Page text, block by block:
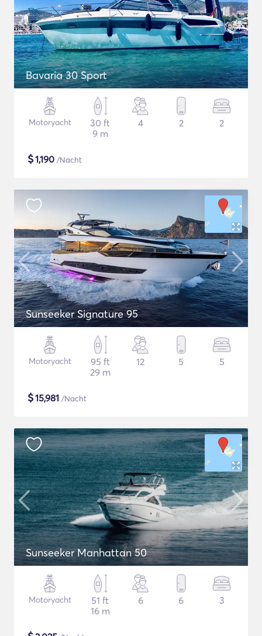
Bavaria 30 Sport
Motoryacht
30 ft
9 m
4 2 2
$1,190 /Nacht
Sunseeker Signature 95
Motoryacht
95 ft
29 m
12 5 5
$15,981 /Nacht
Sunseeker Manhattan 50
Motoryacht
51 ft
16 m
6 6 3